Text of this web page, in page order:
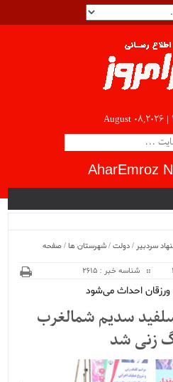
August 08,2026 |
AharEmroz
سردبیر /دولت/شهرستان ها/صفحه
شناسه خبر : 2615
احداث می‌شود
سلفید سدیم شمالغرب
زنی شد